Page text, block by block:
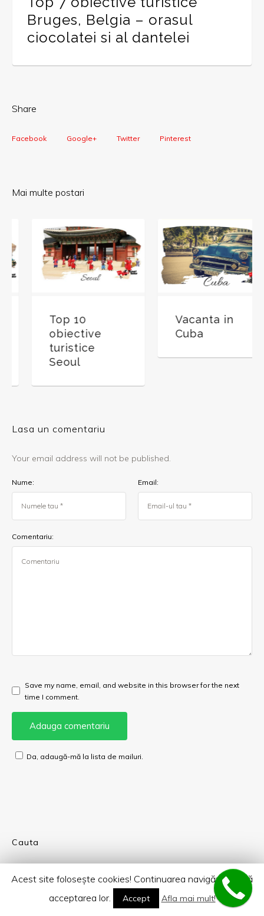
Bruges, Belgia – orasul
ciocolatei si al dantelei
Share
Facebook Google+ Twitter Pinterest
Mai multe postari
Top 10
obiective
turistice
Seoul
Vacanta in
Cuba
Lasa un comentariu
Your email address will not be published.
Nume: Email:
Comentariu:
Save my name, email, and website in this browser for the next
time I comment.
Da, adaugă-mă la lista de mailuri.
Cauta
Acest site foloseşte cookies! Continuarea navigării implică
acceptarea lor.
Accept Afla mai mult!